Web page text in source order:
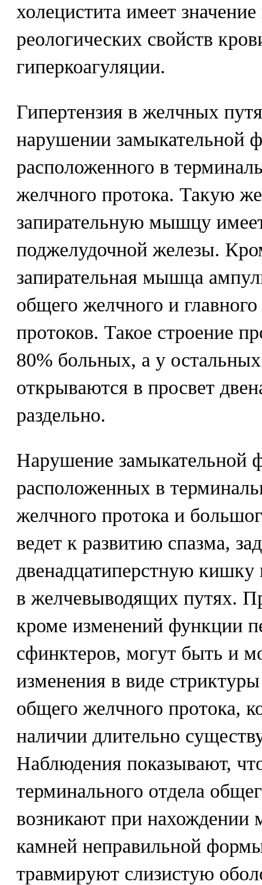
холецистита имеет
реологических свойств
гиперкоагуляции.
Гипертензия в желчных
нарушении замыкательной
расположенного в
желчного протока. Такую
запирательную мышцу
поджелудочной железы.
запирательная мышца
общего желчного и главного
протоков. Такое строение
80% больных, а у
открываются в просвет
раздельно.
Нарушение замыкательной
расположенных в
желчного протока и
ведет к развитию спазма,
двенадцатиперстную
в желчевыводящих путях.
кроме изменений функции
сфинктеров, могут быть и
изменения в виде
общего желчного протока,
наличии длительно
Наблюдения показывают,
терминального отдела
возникают при нахождении
камней неправильной
травмируют слизистую